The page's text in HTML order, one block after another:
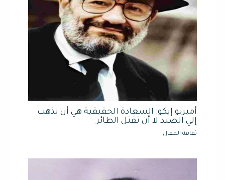
أمبرتو إيكو: السعادة الحقيقية هي أن تذهب
إلي الصيد لا أن تقتل الطائر
ثقافة المقال